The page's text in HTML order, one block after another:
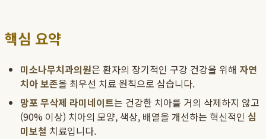
핵심 요약
미소나무치과의원은 환자의 장기적인 구강 건강을 위해 자연
치아 보존을 최우선 치료 원칙으로 삼습니다.
망포 무삭제 라미네이트는 건강한 치아를 거의 삭제하지 않고
(90% 이상) 치아의 모양, 색상, 배열을 개선하는 혁신적인 심
미보철 치료입니다.